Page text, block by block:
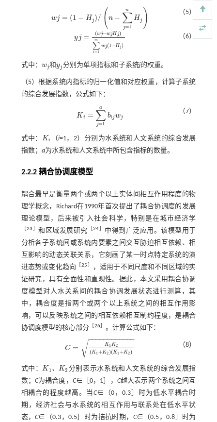
wj = (1 − H j )/ ( n − ∑
j=1
n
H j )
wj= 1-Hj/n -∑ =1 nHj
（5）
yj = (wj−wjH j)
∑
i=1
m
wj(1−Hj)
yj= wj- wjHj∑i=1mwj （6）
式中： wj和yj
wj和yj 分别为单项指标j和子系统j的权重。
（5）根据系统内指标的归一化值和对应权重，计算子系统
的综合发展指数，公式如下：
K i = ∑
j=1
a
bi jwj
Ki= ∑j= ab wj
（7）
式中： Ki
Ki （i=1，2）分别为水系统和人文系统的综合发展
指数； a为水系统和人文系统中所包含指标的数量。
2.2.2 耦合协调度模型
耦合最早是衡量两个或两个以上实体间相互作用程度的物
理学概念，Richard在1990年首次提出了耦合协调度的发展
理论模型，后来被引入社会科学，特别是在城市经济学
［23 ］和区域发展研究 ［24
中得到广泛应用。该模型用于
分析各子系统间或系统内要素之间交互胁迫相互依赖、相
互影响的动态关联关系，它刻画了某一时点特定系统的演
进态势或变化趋向
［25
，适用于不同尺度和不同区域的实
证研究，具有全面性和直观性。据此，本文采用耦合协调
度模型对人水关系间的耦合协调发展状态进行测算，其
中，耦合度是指两个或两个以上系统之间的相互作用影
响，可以反映系统之间的相互依赖相互制约程度，是耦合
协调度模型的核心部分［ 26］ 。计算公式如下：
C = K1K2
(K1 +K2)(K1 +K2)
− −
−−−−−−−−−−
√
C= K1 K2K 1+K2K1+K2
（8）
式中：K 1、K2
K1 、 K2
分别表示水系统和人文系统的综合发展指
数； C为耦合度， C∈［0，1］， C越大表示两个系统之间互
相耦合的程度越高。当C∈（0，0.3］时为低水平耦合时
期，经济社会与水系统的相互作用与联系处在低水平状
态，C∈（0.3，0.5］时为拮抗时期， C∈（0.5，0.8］时为